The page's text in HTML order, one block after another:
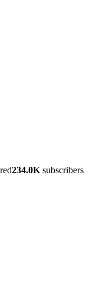
234.0K subscribers